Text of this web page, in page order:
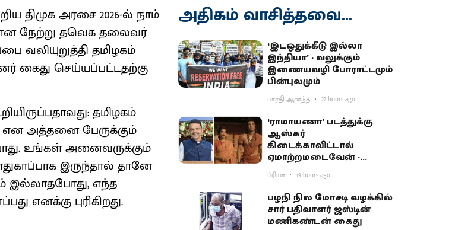
திமுக அரசை 2026-ல் நாம்
நேற்று தவெக தலைவர்
வலியுறுத்தி தமிழகம்
கைது செய்யப்பட்டதற்கு
தமிழகம்
என அத்தனை பேருக்கும்
உங்கள் அனைவருக்கும்
இருந்தால் தானே
இல்லாதபோது, எந்த
எனக்கு புரிகிறது.
அதிகம் வாசித்தவை...
‘இடஒதுக்கீடு இல்லா
இந்தியா’ - வலுக்கும்
இணையவழி போராட்டமும்
பின்புலமும்
பாரதி ஆனந்த் 22 hours ago
‘ராமாயணா’ படத்துக்கு
ஆஸ்கர்
கிடைக்காவிட்டால்
ஏமாற்றமடைவேன் -
மகாராஷ்டிர முதல்வர்
பகிர்வு
ப்ரியா 19 hours ago
பழநி நில மோசடி வழக்கில்
சார் பதிவாளர் ஜஸ்டின்
மணிகண்டன் கைது